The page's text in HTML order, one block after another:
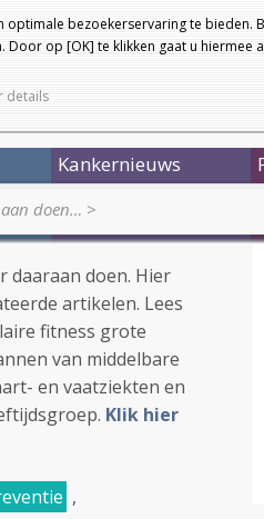
bezoekerservaring te
op [OK] te klikken gaat u hiermee
details
Kankernieuws
doen… >
daaraan doen. Hier
artikelen. Lees
fitness grote
van middelbare
en vaatziekten en
Klik hier
,